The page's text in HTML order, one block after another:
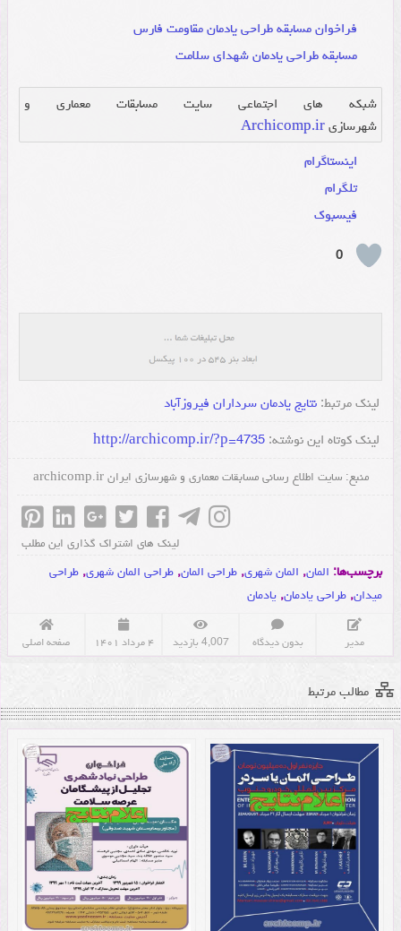
فراخوان مسابقه طراحی یادمان مقاومت فارس
مسابقه طراحی یادمان شهدای سلامت
شبکه های اجتماعی سایت مسابقات معماری و
شهرسازیArchicomp.ir
اینستاگرام
تلگرام
فیسبوک
0
لینک مرتبط:نتایج یادمان سرداران فیروزآباد
لینک کوتاه این نوشته:http://archicomp.ir/?p=4735
منبع: سایت اطلاع رسانی مسابقات معماری و شهرسازی ایرانarchicomp.ir
لینک های اشتراک گذاری این مطلب
برچسب‌ها: المان, المان شهری,طراحی المان,طراحی المان شهری,طراحی
میدان,طراحی یادمان,یادمان
مدیر بدون دیدگاه 4,007 بازدید ۴ مرداد ۱۴۰۱ صفحه اصلی
مطالب مرتبط